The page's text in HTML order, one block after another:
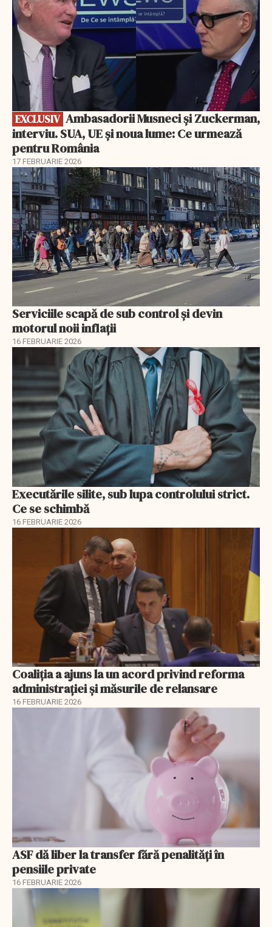
EXCLUSIV
interviu. SUA, UE și noua lume: Ce urmează
pentru România
17 FEBRUARIE 2026
Serviciile scapă de sub control și devin
motorul noii inflații
16 FEBRUARIE 2026
Executările silite, sub lupa controlului strict.
Ce se schimbă
16 FEBRUARIE 2026
Coaliția a ajuns la un acord privind reforma
administrației și măsurile de relansare
16 FEBRUARIE 2026
ASF dă liber la transfer fără penalități în
pensiile private
16 FEBRUARIE 2026